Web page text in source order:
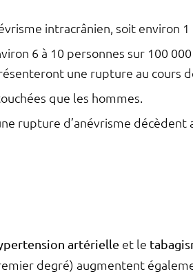
intracrânien, soit environ 1
6 à 10 personnes sur 100
une rupture au cours
que les hommes.
rupture d’anévrisme décèdent
artérielle et le
degré) augmentent